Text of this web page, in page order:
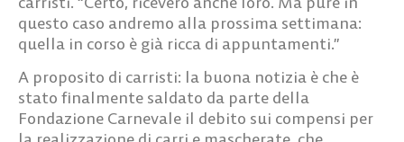
questo caso andremo alla prossima settimana:
quella in corso è già ricca di appuntamenti.”
A proposito di carristi: la buona notizia è che è
stato finalmente saldato da parte della
Fondazione Carnevale il debito sui compensi per